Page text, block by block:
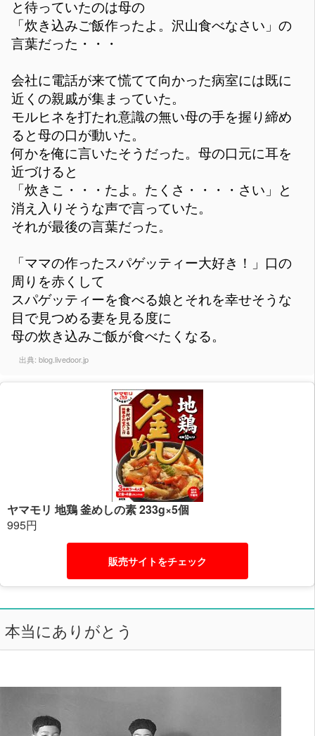
と待っていたのは母の
「炊き込みご飯作ったよ。沢山食べなさい」の
言葉だった・・・
会社に電話が来て慌てて向かった病室には既に
近くの親戚が集まっていた。
モルヒネを打たれ意識の無い母の手を握り締め
ると母の口が動いた。
何かを俺に言いたそうだった。母の口元に耳を
近づけると
「炊きこ・・・たよ。たくさ・・・・さい」と
消え入りそうな声で言っていた。
それが最後の言葉だった。
「ママの作ったスパゲッティー大好き！」口の
周りを赤くして
スパゲッティーを食べる娘とそれを幸せそうな
目で見つめる妻を見る度に
母の炊き込みご飯が食べたくなる。
出典: blog.livedoor.jp
ヤマモリ 地鶏 釜めしの素 233g×5個
995円
販売サイトをチェック
本当にありがとう